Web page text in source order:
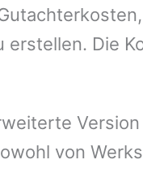
erstellen. Die
von